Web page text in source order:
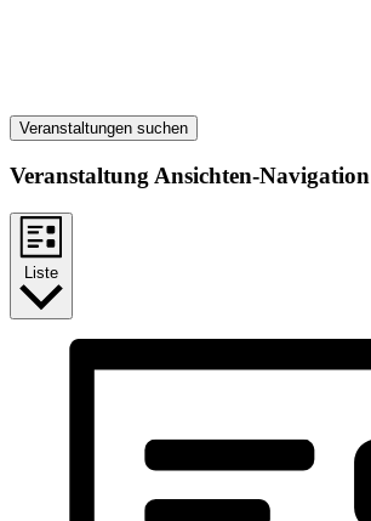
Veranstaltungen suchen
Veranstaltung Ansichten-Navigation
Liste